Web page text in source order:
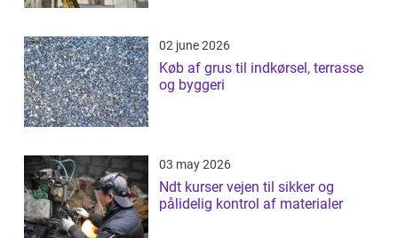
02 june 2026
Køb af grus til indkørsel, terrasse
og byggeri
03 may 2026
Ndt kurser vejen til sikker og
pålidelig kontrol af materialer